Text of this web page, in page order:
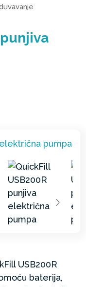
USB200R
baterija,